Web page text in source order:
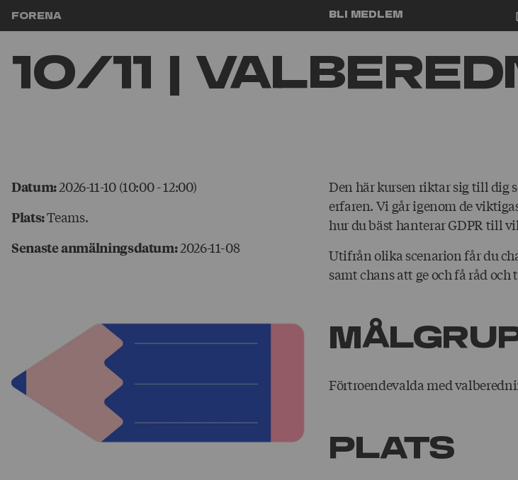
Forena Bli medlem
10/11 |
Datum:2026-11-10 (10:00 - 12:00)
Plats:Teams.
Senaste anmälningsdatum:2026-11-08
Den här kursen riktar sig till dig
erfaren. Vi går igenom de
hur du bäst hanterar GDPR till
Utifrån olika scenarion får du
samt chans att ge och få råd
Förtroendevalda med
PLAtS